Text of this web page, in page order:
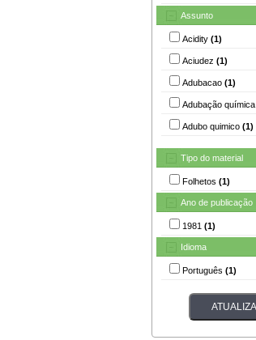
Assunto
Acidity (1)
Aciudez (1)
Adubacao (1)
Adubação química
Adubo quimico (1)
Tipo do material
Folhetos (1)
Ano de publicação
1981 (1)
Idioma
Português (1)